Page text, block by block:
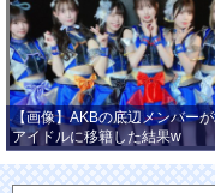
【画像】AKBの底辺メンバー
アイドルに移籍した結果w